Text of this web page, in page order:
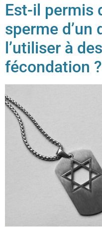
Est-il permis
sperme d’un
l’utiliser à
fécondation ?